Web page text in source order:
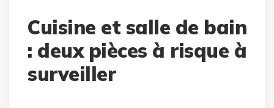
Cuisine et salle de bain
: deux pièces à risque à
surveiller